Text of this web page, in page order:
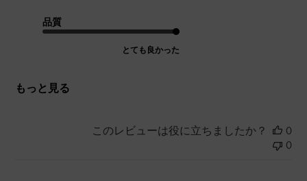
品質
とても良かった
もっと見る
このレビューは役に立ちましたか？
0
0